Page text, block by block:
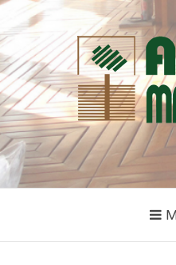
Pular
para
o
conteúdo
BLOG
Dicas e Novidades sobre